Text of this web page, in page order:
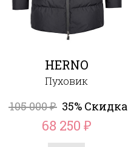
HERNO
Пуховик
105 000₽ 35% Скидка
68 250 ₽